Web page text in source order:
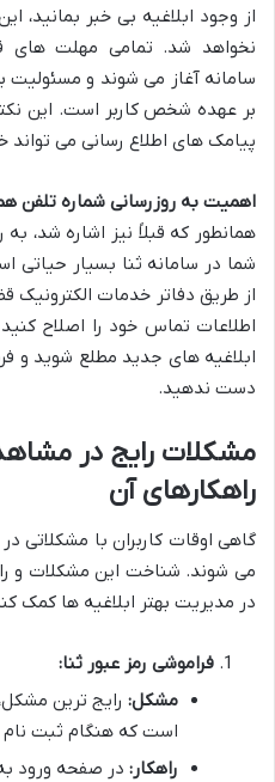
از وجود ابلاغیه بی خبر بمانید،
نخواهد شد. تمامی مهلت های
سامانه آغاز می شوند و مسئولیت
بر عهده شخص کاربر است. این
پیامک های اطلاع رسانی می تواند
اهمیت به روزرسانی شماره تلفن
همانطور که قبلاً نیز اشاره شد،
شما در سامانه ثنا بسیار حیاتی
از طریق دفاتر خدمات الکترونیک
اطلاعات تماس خود را اصلاح
ابلاغیه های جدید مطلع شوید و
دست ندهید.
مشکلات رایج در
راهکارهای آن
گاهی اوقات کاربران با مشکلاتی
می شوند. شناخت این مشکلات و
در مدیریت بهتر ابلاغیه ها کمک
فراموشی رمز عبور ثنا:
مشکل: رایج ترین
است که هنگام ثبت نام
راهکار: در صفحه ورود به